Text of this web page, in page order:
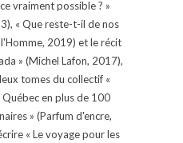
vraiment possible ? »
« Que reste-t-il de nos
2019) et le récit
» (Michel Lafon, 2017),
tomes du collectif «
en plus de 100
» (Parfum d'encre,
« Le voyage pour les